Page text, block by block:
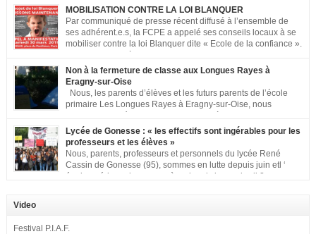
MOBILISATION CONTRE LA LOI BLANQUER
Par communiqué de presse récent diffusé à l’ensemble de
ses adhérent.e.s, la FCPE a appelé ses conseils locaux à se
mobiliser contre la loi Blanquer dite « Ecole de la confiance ».
met à votre disposition ce kit de mobilisation comprenant : 1 affiche
appelant […]
Non à la fermeture de classe aux Longues Rayes à
Eragny-sur-Oise
Nous, les parents d’élèves et les futurs parents de l’école
primaire Les Longues Rayes à Eragny-sur-Oise, nous
classe aux Longues Rayes ». Non à la dégradation continue des conditions
d’accueil et d’apprentissage de nos enfants à l’école primaire. Chaque
enfant a droit à […]
Lycée de Gonesse : « les effectifs sont ingérables pour les
professeurs et les élèves »
Nous, parents, professeurs et personnels du lycée René
Cassin de Gonesse (95), sommes en lutte depuis juin etl ‘
équipe pédagogique en grève depuis le vendredi 2
nombreuses classes de première et […]
Video
Festival P.I.A.F.